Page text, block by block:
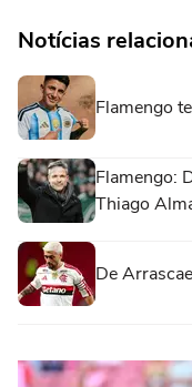
Notícias
Flamengo
Flamengo:
Thiago
De